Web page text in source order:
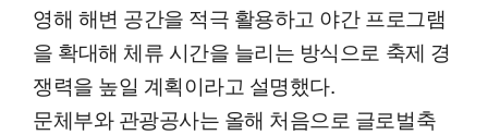
영해 해변 공간을 적극 활용하고 야간 프로그램
을 확대해 체류 시간을 늘리는 방식으로 축제 경
쟁력을 높일 계획이라고 설명했다.
문체부와 관광공사는 올해 처음으로 글로벌축